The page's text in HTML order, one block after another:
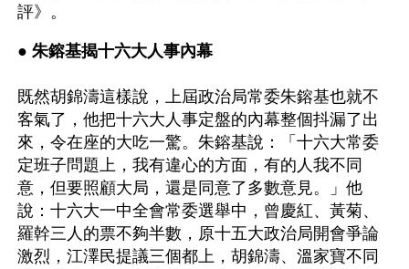
評》。
● 朱鎔基揭十六大人事內幕
既然胡錦濤這樣說，上屆政治局常委朱鎔基也就不
客氣了，他把十六大人事定盤的內幕整個抖漏了出
來，令在座的大吃一驚。朱鎔基說：「十六大常委
定班子問題上，我有違心的方面，有的人我不同
意，但要照顧大局，還是同意了多數意見。」他
說：十六大一中全會常委選舉中，曾慶紅、黃菊、
羅幹三人的票不夠半數，原十五大政治局開會爭論
激烈，江澤民提議三個都上，胡錦濤、溫家寶不同